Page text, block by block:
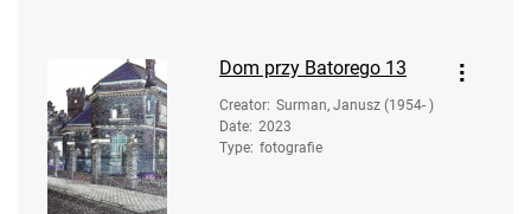
Dom przy Batorego 13
Creator: Surman, Janusz (1954- )
Date: 2023
Type: fotografie